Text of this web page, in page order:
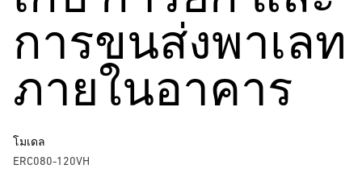
การขนส่งพาเลท
ภายในอาคาร
โมเดล
ERC080-120VH